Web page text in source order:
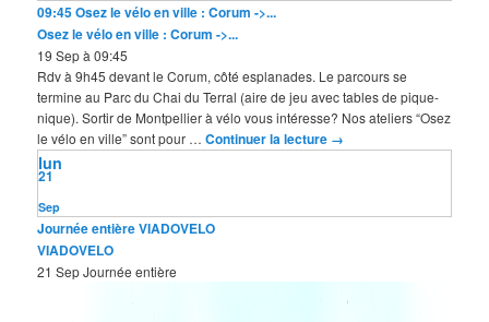
09:45Osez le vélo en ville : Corum ->...
Osez le vélo en ville : Corum ->...
19 Sep à 09:45
Rdv à 9h45 devant le Corum, côté esplanades. Le parcours se
termine au Parc du Chai du Terral (aire de jeu avec tables de pique-
nique). Sortir de Montpellier à vélo vous intéresse? Nos ateliers “Osez
le vélo en ville” sont pour …Continuer la lecture →
Sep
21
lun
Journée entièreVIADOVELO
VIADOVELO
21 SepJournée entière